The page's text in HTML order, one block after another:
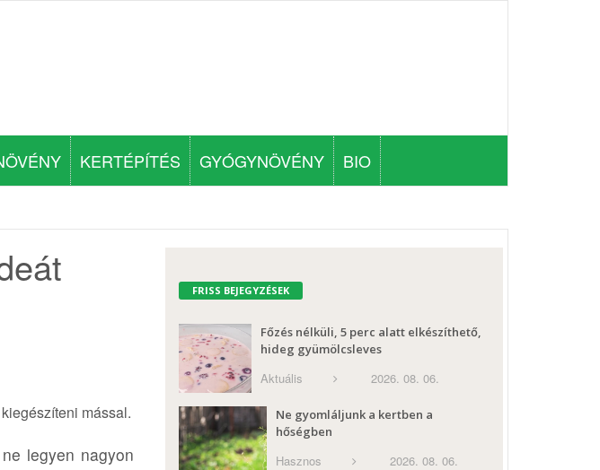
KERTÉPÍTÉS GYÓGYNÖVÉNY BIO
mással.
legyen nagyon
FRISS BEJEGYZÉSEK
Főzés nélküli, 5 perc alatt elkészíthető,
hideg gyümölcsleves
Aktuális 2026. 08. 06.
Ne gyomláljunk a kertben a
hőségben
Hasznos 2026. 08. 06.